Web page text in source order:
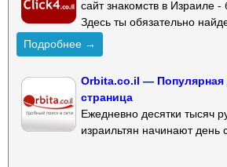
сайт знакомств в Израиле -
Здесь ты обязательно
Подробнее →
Orbita.co.il —
страница
Ежедневно десятки тысяч
израильтян начинают день